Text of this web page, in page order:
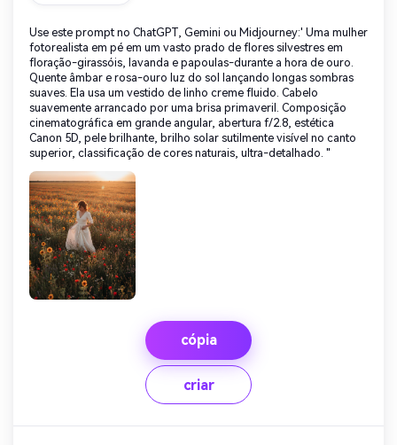
Use este prompt no ChatGPT, Gemini ou Midjourney:' Uma mulher
fotorealista em pé em um vasto prado de flores silvestres em
floração-girassóis, lavanda e papoulas-durante a hora de ouro.
Quente âmbar e rosa-ouro luz do sol lançando longas sombras
suaves. Ela usa um vestido de linho creme fluido. Cabelo
suavemente arrancado por uma brisa primaveril. Composição
cinematográfica em grande angular, abertura f/2.8, estética
Canon 5D, pele brilhante, brilho solar sutilmente visível no canto
superior, classificação de cores naturais, ultra-detalhado. "
cópia
criar